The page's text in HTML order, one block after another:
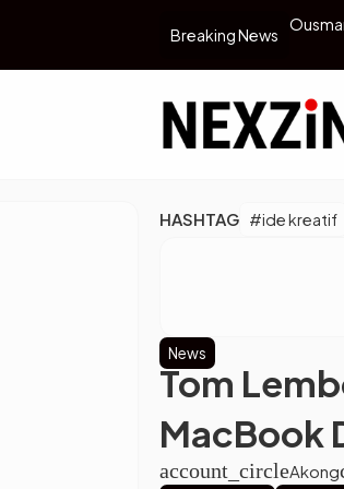
Breaking News
PSSI
HASHTAG #ide kreatif
News
Tom
MacBook
account_circleAkong